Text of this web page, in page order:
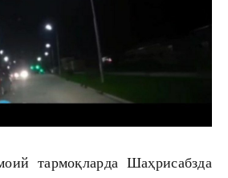
тармоқларда Шаҳрисабзда